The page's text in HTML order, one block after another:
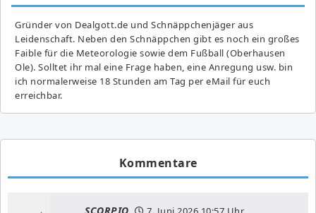
Gründer von Dealgott.de und Schnäppchenjäger aus
Leidenschaft. Neben den Schnäppchen gibt es noch ein großes
Fai­ble für die Meteorologie sowie dem Fußball (Oberhausen
Ole). Solltet ihr mal eine Frage haben, eine Anregung usw. bin
ich normalerweise 18 Stunden am Tag per eMail für euch
erreichbar.
Kommentare
SCORPIO